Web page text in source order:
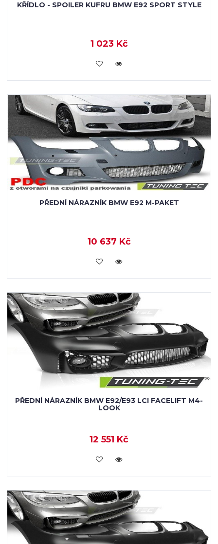
KŘÍDLO - SPOILER KUFRU BMW E92 SPORT STYLE
1 023 Kč
KOUPIT
PŘEDNÍ NÁRAZNÍK BMW E92 M-PAKET
10 637 Kč
KOUPIT
PŘEDNÍ NÁRAZNÍK BMW E92/E93 LCI FACELIFT M4-
LOOK
12 551 Kč
KOUPIT